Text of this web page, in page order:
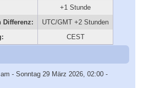
+1 Stunde
Differenz:
UTC/GMT +2 Stunden
CEST
- Sonntag 29 März 2026, 02:00 -